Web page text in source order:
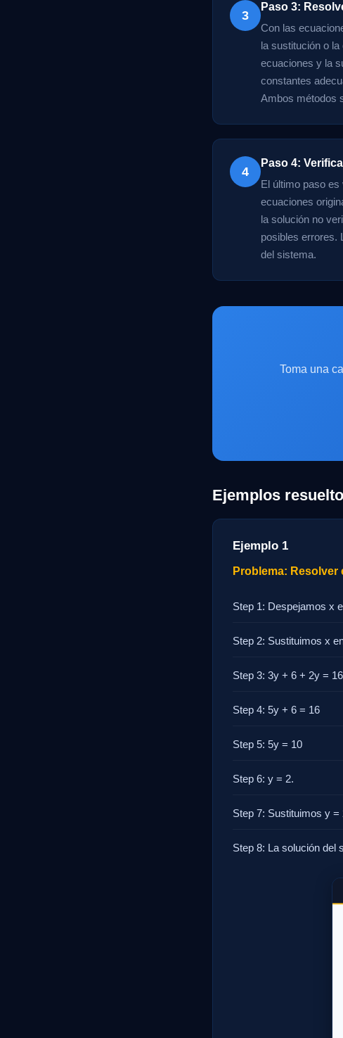
3
Paso 3:
Con las
la sustitución o
ecuaciones y la
constantes
Ambos métodos
4
Paso 4:
El último paso
ecuaciones
la solución no
posibles errores.
del sistema.
Toma una
Ejemplos
Ejemplo 1
Problema: Resolver
Step 1: Despejamos x
Step 2: Sustituimos x
Step 3: 3y + 6 + 2y = 16
Step 4: 5y + 6 = 16
Step 5: 5y = 10
Step 6: y = 2.
Step 7: Sustituimos y
Step 8: La solución del